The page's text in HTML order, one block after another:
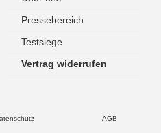
Pressebereich
Testsiege
Vertrag widerrufen
AGB